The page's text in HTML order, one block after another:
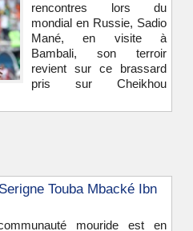
rencontres lors du
mondial en Russie, Sadio
Mané, en visite à
Bambali, son terroir
revient sur ce brassard
pris sur Cheikhou
Touba Mbacké Ibn
mouride est en